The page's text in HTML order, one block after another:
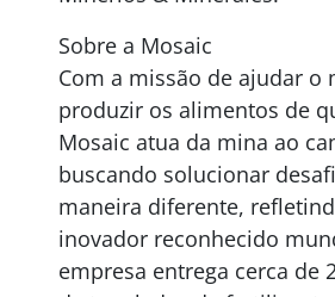
Sobre a Mosaic
Com a missão de ajudar o
produzir os alimentos de
Mosaic atua da mina ao
buscando solucionar
maneira diferente,
inovador reconhecido
empresa entrega cerca de